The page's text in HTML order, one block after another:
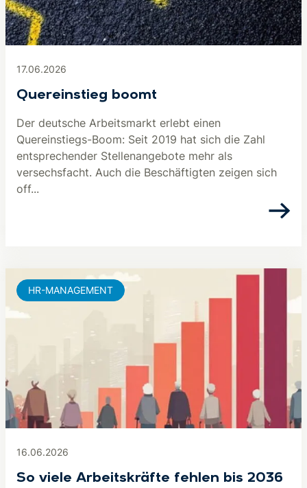
17.06.2026
Quereinstieg boomt
Der deutsche Arbeitsmarkt erlebt einen
Quereinstiegs-Boom: Seit 2019 hat sich die Zahl
entsprechender Stellenangebote mehr als
versechsfacht. Auch die Beschäftigten zeigen sich
off...
16.06.2026
So viele Arbeitskräfte fehlen bis 2036
HR-MANAGEMENT